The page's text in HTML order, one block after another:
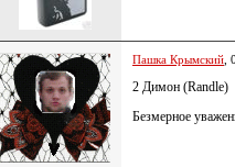
Пашка Крымский
2 Димон (Randle)
Безмерное